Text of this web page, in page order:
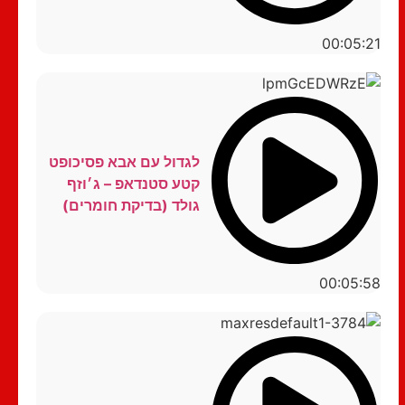
00:05:21
00:05:58
לגדול עם אבא פסיכופט
קטע סטנדאפ – ג׳וזף
גולד (בדיקת חומרים)